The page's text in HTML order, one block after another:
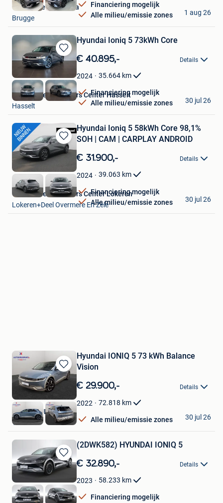
Financiering mogelijk
Alle milieu/emissie zones
Garage Devisch Bvba
Brugge
1 aug 26
Bewaren
in
Favorieten
Hyundai Ioniq 5 73kWh Core
€ 40.895,- Details
2024 35.664 km
Financiering mogelijk
Alle milieu/emissie zones
Van Mossel Used Cars Center Hasselt
Hasselt
30 jul 26
Bewaren
in
Favorieten
Hyundai Ioniq 5 58kWh Core 98,1%
SOH | CAM | CARPLAY ANDROID
€ 31.900,- Details
2024 39.063 km
Financiering mogelijk
Alle milieu/emissie zones
Van Mossel Used Cars Center Lokeren
Lokeren+Deel Overmere En Zele
30 jul 26
Bewaren
in
Mijn
Favorieten
Hyundai IONIQ 5 73 kWh Balance
Vision
€ 29.900,- Details
2022 72.818 km
Alle milieu/emissie zones
AUTOKRUISPUNT
Tielt
30 jul 26
Bewaren
in
Favorieten
(2DWK582) HYUNDAI IONIQ 5
€ 32.890,- Details
2023 58.233 km
Financiering mogelijk